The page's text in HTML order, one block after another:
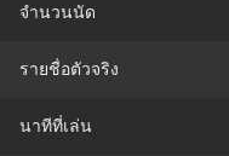
จำนวนนัด
รายชื่อตัวจริง
นาทีที่เล่น